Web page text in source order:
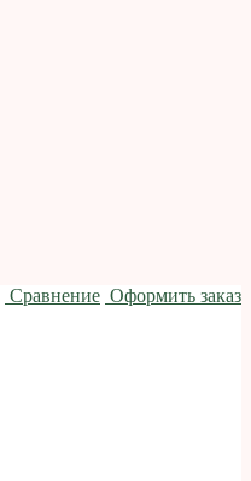
Сравнение Оформить заказ